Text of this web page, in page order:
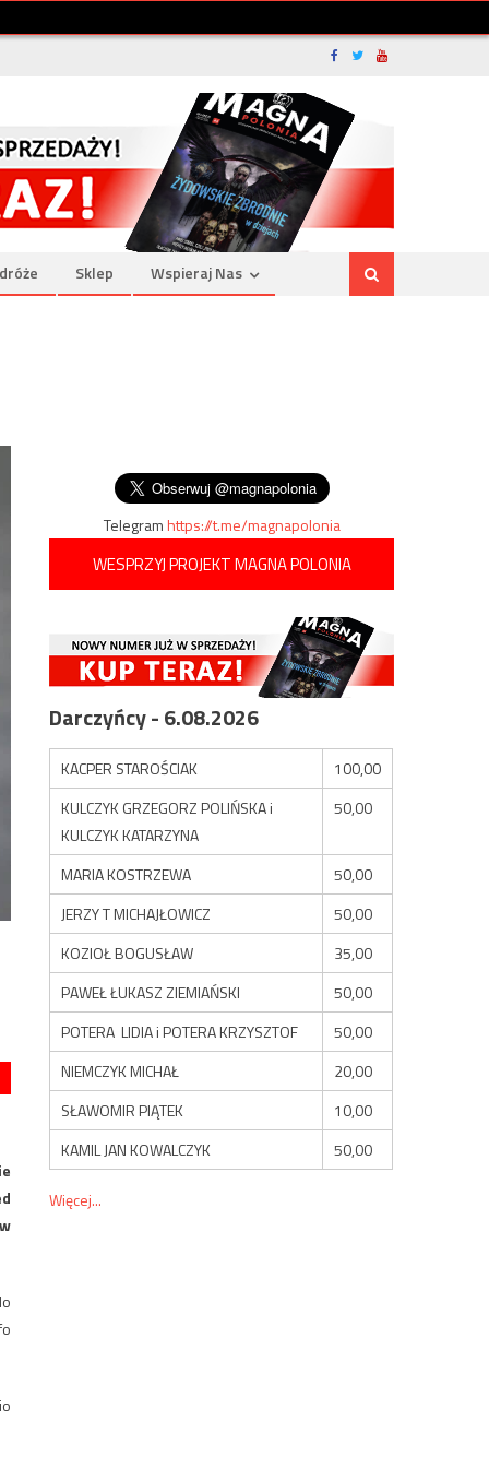
Sklep Wspieraj Nas
Telegramhttps://t.me/magnapolonia
WESPRZYJ PROJEKT MAGNA POLONIA
Darczyńcy - 6.08.2026
KACPER STAROŚCIAK
100,00
KULCZYK GRZEGORZ POLIŃSKA i
KULCZYK KATARZYNA
50,00
MARIA KOSTRZEWA
50,00
JERZY T MICHAJŁOWICZ
50,00
KOZIOŁ BOGUSŁAW
35,00
PAWEŁ ŁUKASZ ZIEMIAŃSKI
50,00
POTERA LIDIA i POTERA KRZYSZTOF
50,00
NIEMCZYK MICHAŁ
20,00
SŁAWOMIR PIĄTEK
10,00
KAMIL JAN KOWALCZYK
50,00
Więcej...